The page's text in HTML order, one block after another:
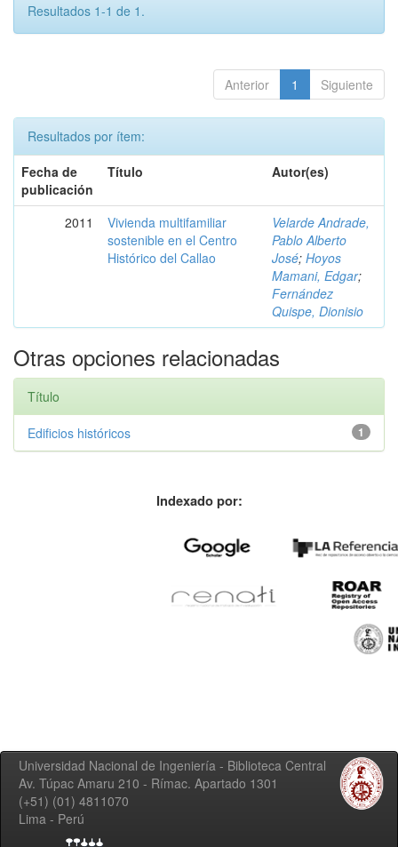
Resultados 1-1 de 1.
Anterior 1 Siguiente
Resultados por ítem:
Fecha de
publicación
Título Autor(es)
2011
Vivienda multifamiliar
sostenible en el Centro
Histórico del Callao
Velarde Andrade,
Pablo Alberto
José; Hoyos
Mamani, Edgar;
Fernández
Quispe, Dionisio
Otras opciones relacionadas
Título
1
Edificios históricos
Indexado por:
Universidad Nacional de Ingeniería - Biblioteca Central
Av. Túpac Amaru 210 - Rímac. Apartado 1301
(+51) (01) 4811070
Lima - Perú